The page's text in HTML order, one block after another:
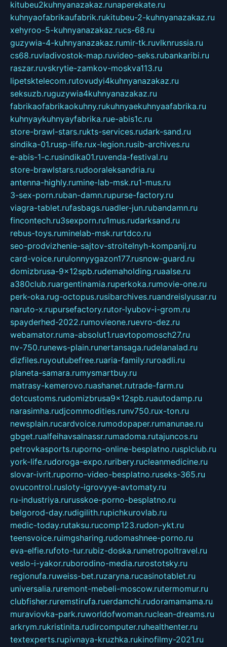
kitubeu2kuhnyanazakaz.runaperekate.ru
kuhnyaofabrikaufabrik.rukitubeu-2-kuhnyanazakaz.ru
xehyroo-5-kuhnyanazakaz.rucs-68.ru
guzywia-4-kuhnyanazakaz.rumir-tk.ruvlknrussia.ru
cs68.ruvladivostok-map.ruvideo-seks.rubankaribi.ru
raszar.ruvskrytie-zamkov-moskva113.ru
lipetsktelecom.rutovudyi4kuhnyanazakaz.ru
seksuzb.ruguzywia4kuhnyanazakaz.ru
fabrikaofabrikaokuhny.rukuhnyaekuhnyaafabrika.ru
kuhnyaykuhnyayfabrika.rue-abis1c.ru
store-brawl-stars.rukts-services.rudark-sand.ru
sindika-01.rusp-life.rux-legion.rusib-archives.ru
e-abis-1-c.rusindika01.ruvenda-festival.ru
store-brawlstars.rudooraleksandria.ru
antenna-highly.rumine-lab-msk.ru1-mus.ru
3-sex-porn.ruban-damn.rupurse-factory.ru
viagra-tablet.rufasbags.ruadler-jun.rubandamn.ru
fincontech.ru3sexporn.ru1mus.rudarksand.ru
rebus-toys.ruminelab-msk.rurtdco.ru
seo-prodvizhenie-sajtov-stroitelnyh-kompanij.ru
card-voice.rurulonnyygazon177.rusnow-guard.ru
domizbrusa-9x12spb.rudemaholding.ruaalse.ru
a380club.ruargentinamia.ruperkoka.rumovie-one.ru
perk-oka.rug-octopus.rusibarchives.ruandreislyusar.ru
naruto-x.rupursefactory.rutor-lyubov-i-grom.ru
spayderhed-2022.rumovieone.ruevro-dez.ru
webamator.ruma-absolut1.ruavtopomosch27.ru
nv-750.runews-plain.runertansaga.rudelanalad.ru
dizfiles.ruyoutubefree.ruaria-family.ruroadli.ru
planeta-samara.rumysmartbuy.ru
matrasy-kemerovo.ruashanet.rutrade-farm.ru
dotcustoms.rudomizbrusa9x12spb.ruautodamp.ru
narasimha.rudjcommodities.runv750.rux-ton.ru
newsplain.rucardvoice.rumodopaper.rumanunae.ru
gbget.rualfeihavsalnassr.rumadoma.rutajuncos.ru
petrovkasports.ruporno-online-besplatno.rusplclub.ru
york-life.rudoroga-expo.ruribery.rucleanmedicine.ru
slovar-ivrit.ruporno-video-besplatno.ruseks-365.ru
ovucontrol.rusloty-igrovyye-avtomaty.ru
ru-industriya.rurusskoe-porno-besplatno.ru
belgorod-day.rudigilith.rupichkurovlab.ru
medic-today.rutaksu.rucomp123.rudon-ykt.ru
teensvoice.ruimgsharing.rudomashnee-porno.ru
eva-elfie.rufoto-tur.rubiz-doska.rumetropoltravel.ru
veslo-i-yakor.ruborodino-media.rurostotsky.ru
regionufa.ruweiss-bet.ruzaryna.rucasinotablet.ru
universalia.ruremont-mebeli-moscow.rutermomur.ru
clubfisher.ruremstirufa.ruerdamchi.rudoramamama.ru
muraviovka-park.ruworldofwoman.ruclean-dreams.ru
arkrym.rukristinita.rudircomputer.ruhealthenter.ru
textexperts.rupivnaya-kruzhka.rukinofilmy-2021.ru